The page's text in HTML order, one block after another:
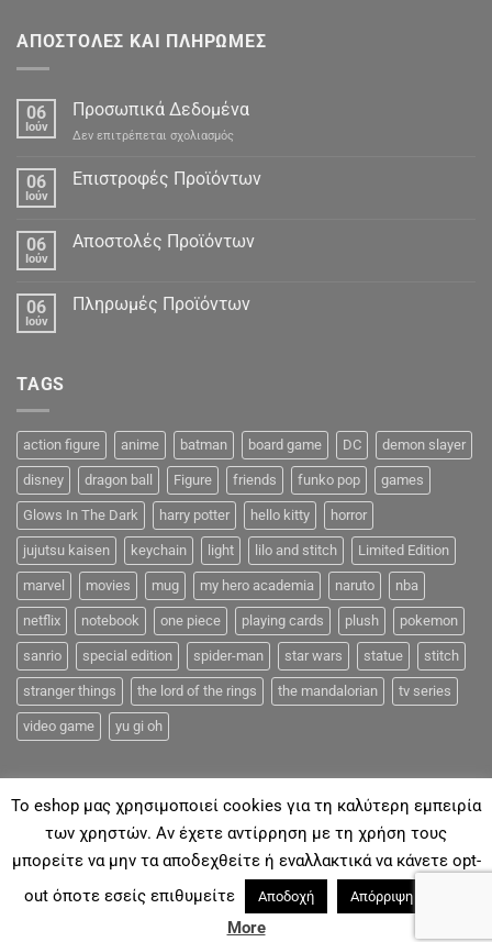
ΑΠΟΣΤΟΛΕΣ ΚΑΙ ΠΛΗΡΩΜΕΣ
06
Ιούν
Προσωπικά Δεδομένα
Δεν επιτρέπεται σχολιασμός
Δεδομένα
06
Ιούν
Επιστροφές Προϊόντων
06
Ιούν
Αποστολές Προϊόντων
06
Ιούν
Πληρωμές Προϊόντων
TAGS
action figure anime batman board game DC demon slayer
disney dragon ball Figure friends funko pop games
Glows In The Dark harry potter hello kitty horror
jujutsu kaisen keychain light lilo and stitch Limited Edition
marvel movies mug my hero academia naruto nba
netflix notebook one piece playing cards plush pokemon
sanrio special edition spider-man star wars statue stitch
stranger things the lord of the rings the mandalorian tv series
video game yu gi oh
ΓΙΑ ΕΜΆΣ ΑΠΟΣΤΟΛΈΣ & ΠΛΗΡΩΜΈΣ ΕΠΙΚΟΙΝΩΝΊΑ FAQ
Με την επιφύλαξη παντός νομίμου Δικαιώματος 2018©
Coolmerch.gr
To eshop μας χρησιμοποιεί cookies για τη καλύτερη εμπειρία
των χρηστών. Αν έχετε αντίρρηση με τη χρήση τους
μπορείτε να μην τα αποδεχθείτε ή εναλλακτικά να κάνετε opt-
out όποτε εσείς επιθυμείτε
Αποδοχή Απόρριψη
More